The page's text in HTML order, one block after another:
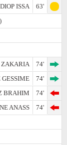
DIOP ISSA
63'
ZAKARIA
74'
GESSIME
74'
BRAHIM
74'
ANASS
74'